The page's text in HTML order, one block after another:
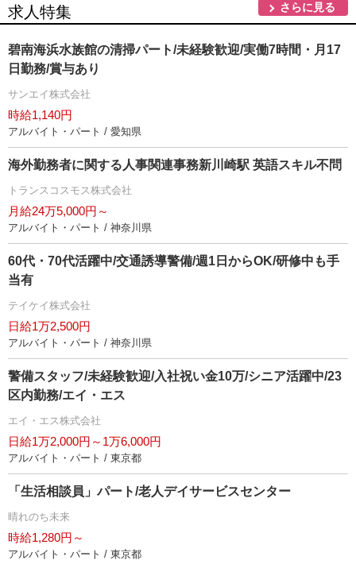
求人特集 さらに見る
碧南海浜水族館の清掃パート/未経験歓迎/実働7時間・月17
日勤務/賞与あり
サンエイ株式会社
時給1,140円
アルバイト・パート / 愛知県
海外勤務者に関する人事関連事務新川崎駅 英語スキル不問
トランスコスモス株式会社
月給24万5,000円～
アルバイト・パート / 神奈川県
60代・70代活躍中/交通誘導警備/週1日からOK/研修中も手
当有
テイケイ株式会社
日給1万2,500円
アルバイト・パート / 神奈川県
警備スタッフ/未経験歓迎/入社祝い金10万/シニア活躍中/23
区内勤務/エイ・エス
エイ・エス株式会社
日給1万2,000円～1万6,000円
アルバイト・パート / 東京都
「生活相談員」パート/老人デイサービスセンター
晴れのち未来
時給1,280円～
アルバイト・パート / 東京都